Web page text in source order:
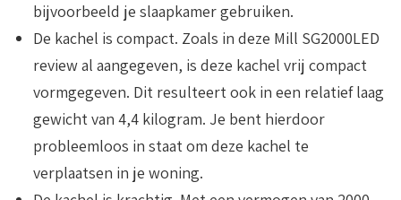
bijvoorbeeld je slaapkamer gebruiken.
De kachel is compact. Zoals in deze Mill SG2000LED
review al aangegeven, is deze kachel vrij compact
vormgegeven. Dit resulteert ook in een relatief laag
gewicht van 4,4 kilogram. Je bent hierdoor
probleemloos in staat om deze kachel te
verplaatsen in je woning.